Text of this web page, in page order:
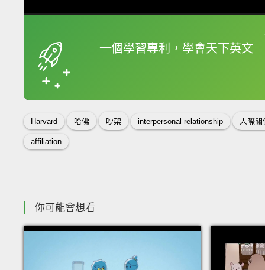
一個學習專利，學會天下英文
框選或點兩下字幕可
Harvard 哈佛 吵架 interpersonal relationship 人際關
affiliation
你可能會想看